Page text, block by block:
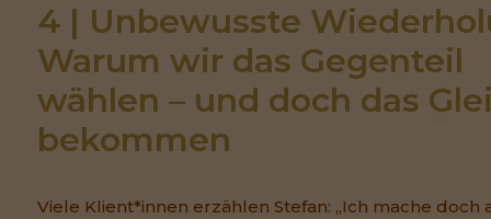
4 | Unbewusste
Warum wir das Gegenteil
wählen – und doch das
bekommen
Viele Klient*innen erzählen Stefan: „Ich mache doch